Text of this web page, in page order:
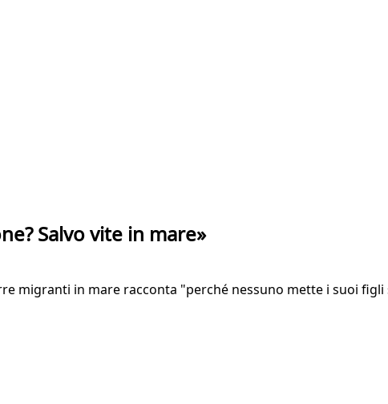
Salvo vite in mare»
migranti in mare racconta "perché nessuno mette i suoi figli